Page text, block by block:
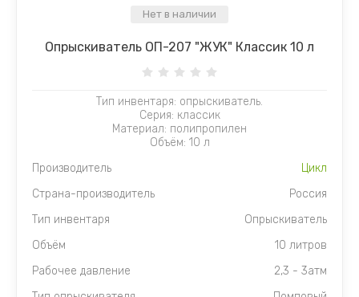
Нет в наличии
Опрыскиватель ОП-207 "ЖУК" Классик 10 л
Тип инвентаря: опрыскиватель.
Серия: классик
Материал: полипропилен
Объём: 10 л
Производитель
Цикл
Страна-производитель
Россия
Тип инвентаря
Опрыскиватель
Объём
10 литров
Рабочее давление
2,3 - 3атм